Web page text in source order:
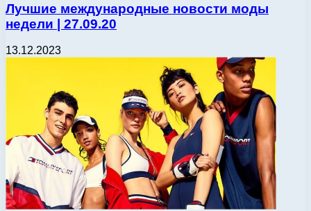
Лучшие международные новости моды
недели | 27.09.20
13.12.2023